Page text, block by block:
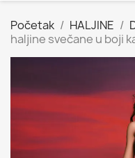
Početak HALJINE
haljine svečane u boji